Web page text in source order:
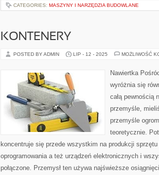
CATEGORIES: MASZYNY I NARZĘDZIA BUDOWLANE
KONTENERY
POSTED BY ADMIN LIP - 12 - 2025 MOŻLIWOŚĆ
Nawiertka
wyróżnia się
całą pewnością
przemyśle,
przemyśle
teoretycznie.
koncentruje się przede wszystkim na produkcji
oprogramowania a też urządzeń elektronicznych i
połączone. Przemysł ten używa najświeższe